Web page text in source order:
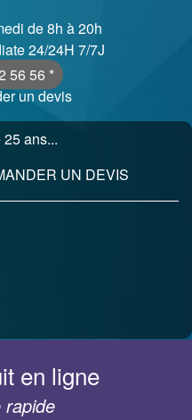
de 8h à 20h
24/24H 7/7J
56 56 *
un devis
ans...
UN DEVIS
en ligne
rapide